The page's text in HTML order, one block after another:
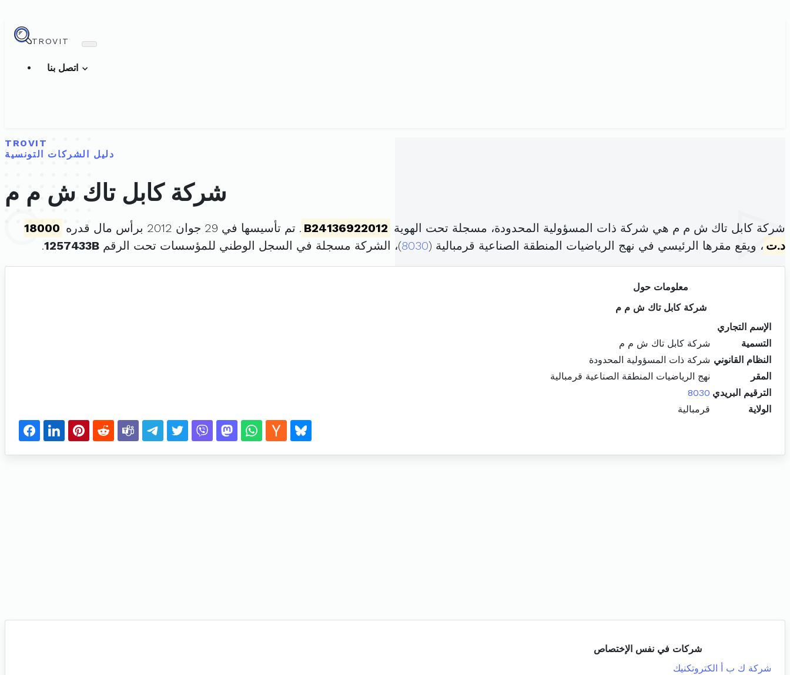
TROVIT
TROVIT
دليل الشركات التونسية
شركة كابل تاك ش م م
شركة كابل تاك ش م م هي شركة ذات المسؤولية المحدودة، مسجلة تحت الهوية B24136922012 . تم تأسيسها في 29 جوان 2012 برأس مال قدره
18000
د.ت ، ويقع مقرها الرئيسي في نهج الرياضيات المنطقة الصناعية قرمبالية (8030)، الشركة مسجلة في السجل الوطني للمؤسسات تحت الرقم 1257433B
.
معلومات حول
شركة كابل تاك ش م م
الإسم التجاري
التسمية
شركة كابل تاك ش م م
النظام القانوني شركة ذات المسؤولية المحدودة
المقر
نهج الرياضيات المنطقة الصناعية قرمبالية
الترقيم البريدي 8030
الولاية
قرمبالية
شركات في نفس الإختصاص
شركة ك ب أ الكتروتكنيك